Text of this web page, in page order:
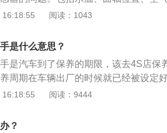
一定的公里数时，车辆点火后扳手标
论采用哪种设置方法，都是对驾驶员
感器受损，接触不良或信号中断时，
检查并维修。发动机故障灯亮的原因
有一定的保养周期的，如果车主不按
发动机运行的负担，最终只能通过故
按期保养车辆。2、油质问题：这里
加注的燃油一般是有标号的，而机油
下去就会造成发动机的磨损。解决办
16:18:55 阅读：1043
是什么意思？
是汽车到了保养的期限，该去4S店保
周期在车辆出厂的时候就已经被设定
醒驾驶人及时做保养。通常保养汽车
正常、消除隐患、预防故障发生、减
16:18:55 阅读：9444
？